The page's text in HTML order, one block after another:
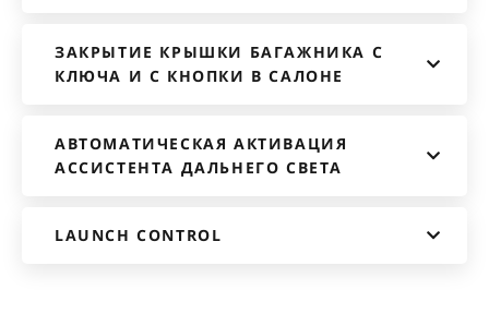
ЗАКРЫТИЕ КРЫШКИ БАГАЖНИКА С
КЛЮЧА И С КНОПКИ В САЛОНЕ
АВТОМАТИЧЕСКАЯ АКТИВАЦИЯ
АССИСТЕНТА ДАЛЬНЕГО СВЕТА
LAUNCH CONTROL